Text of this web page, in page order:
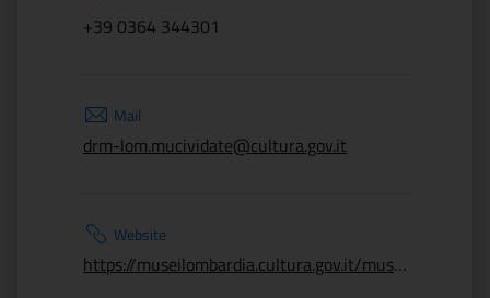
+39 0364 344301
Mail
drm-lom.mucividate@cultura.gov.it
Website
https://museilombardia.cultura.gov.it/musei/museo-archeologico-nazionale-della-valle-camonica/